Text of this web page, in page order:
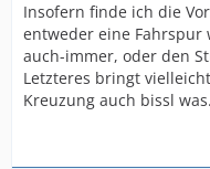
Insofern finde ich die
entweder eine Fahrspur
auch-immer, oder den
Letzteres bringt
Kreuzung auch bissl was.